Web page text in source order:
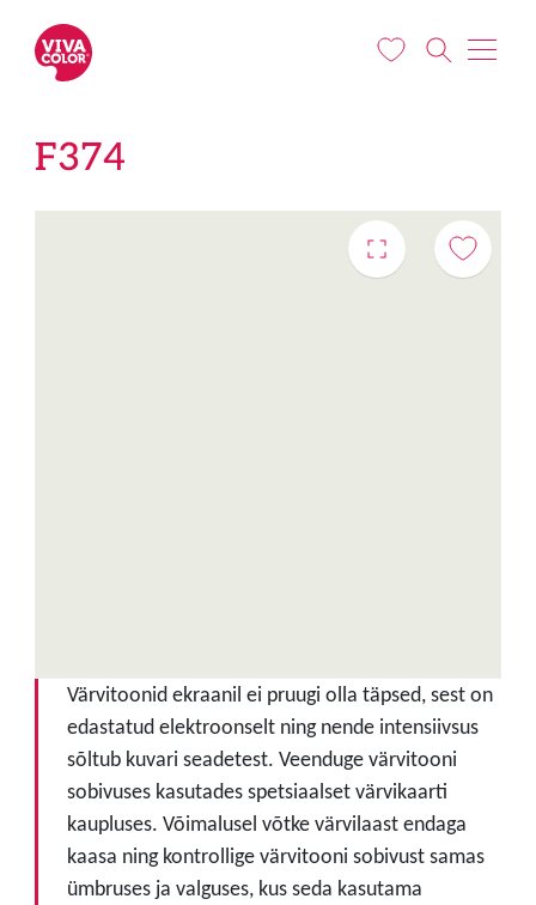
F374
Värvitoonid ekraanil ei pruugi olla täpsed, sest on
edastatud elektroonselt ning nende intensiivsus
sõltub kuvari seadetest. Veenduge värvitooni
sobivuses kasutades spetsiaalset värvikaarti
kaupluses. Võimalusel võtke värvilaast endaga
kaasa ning kontrollige värvitooni sobivust samas
ümbruses ja valguses, kus seda kasutama